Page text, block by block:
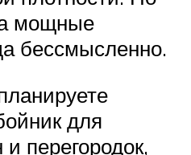
мощные
бессмысленно.
для
перегородок,